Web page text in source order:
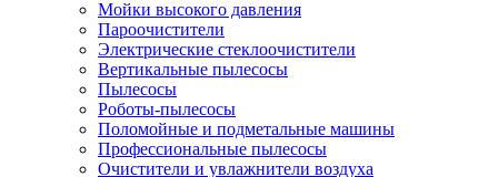
Мойки высокого давления
Пароочистители
Электрические стеклоочистители
Вертикальные пылесосы
Пылесосы
Роботы-пылесосы
Поломойные и подметальные машины
Профессиональные пылесосы
Очистители и увлажнители воздуха